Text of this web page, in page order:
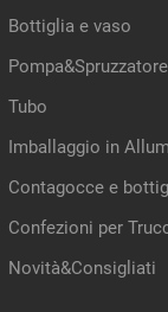
Bottiglia e vaso
Tubo
Imballaggio in
Contagocce e
Confezioni per
Novità&Consigliati